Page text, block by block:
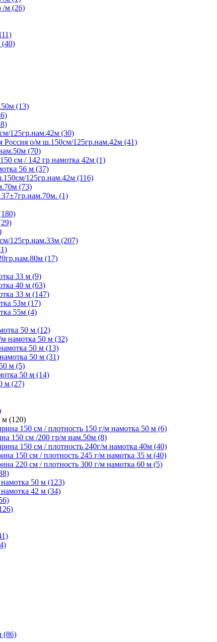
/м (26)
(40)
(13)
125гр.нам.42м (30)
Россия о/м ш.150см/125гр.нам.42м (41)
(70)
см / 142 гр намотка 42м (1)
56 м (37)
125гр.нам.42м (116)
(73)
(1)
125гр.нам.33м (207)
(17)
33 м (9)
40 м (63)
33 м (147)
53м (17)
55м (4)
50 м (12)
намотка 50 м (32)
50 м (13)
50 м (31)
м (5)
50 м (14)
м (27)
м (120)
150 см / плотность 150 г/м намотка 50 м (6)
150 см /200 гр/м нам.50м (8)
150 см / плотность 240г/м намотка 40м (40)
150 см / плотность 245 г/м намотка 35 м (40)
220 см / плотность 300 г/м намотка 60 м (5)
50 м (123)
42 м (34)
(86)